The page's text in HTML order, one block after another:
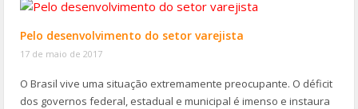
Pelo desenvolvimento do setor varejista
17 de maio de 2017
O Brasil vive uma situação extremamente preocupante. O déficit
dos governos federal, estadual e municipal é imenso e instaura